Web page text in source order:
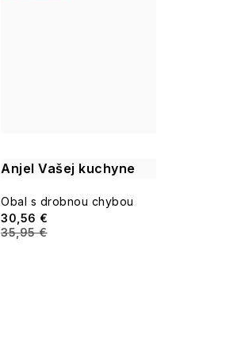
Anjel Vašej kuchyne
Obal s drobnou chybou
30,56 €
35,95 €